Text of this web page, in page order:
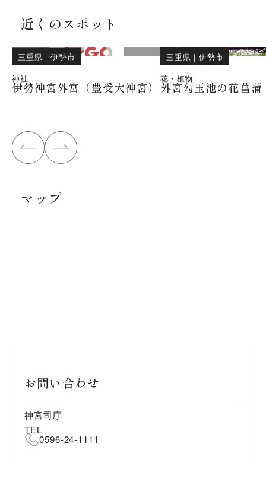
近くのスポット
三重県 ｜伊勢市
神社
伊勢神宮外宮（豊受大神宮）
三重県 ｜伊勢市
花・植物
外宮勾玉池の花菖蒲
マップ
お問い合わせ
神宮司庁
TEL
0596-24-1111